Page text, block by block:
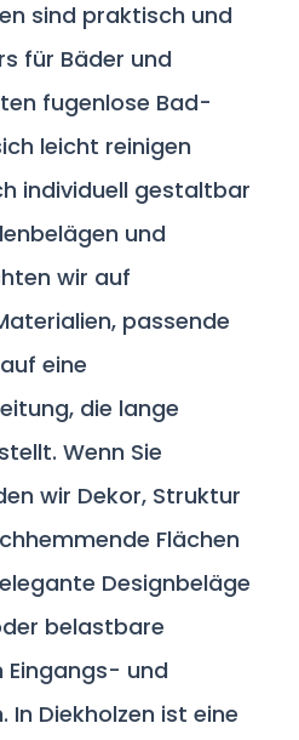
sind praktisch und
für Bäder und
fugenlose Bad-
leicht reinigen
individuell gestaltbar
und
wir auf
passende
eine
die lange
Wenn Sie
wir Dekor, Struktur
Flächen
Designbeläge
belastbare
Eingangs- und
In Diekholzen ist eine